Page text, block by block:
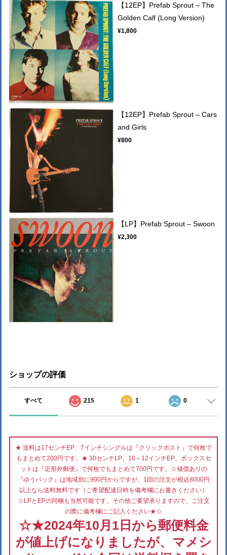
【12EP】Prefab Sprout – The
Golden Calf (Long Version)
¥1,800
【12EP】Prefab Sprout – Cars
and Girls
¥800
【LP】Prefab Sprout – Swoon
¥2,300
ショップの評価
すべて 215 1 0
★ 送料は17センチEP、7インチシングルは『クリックポスト』で何枚で
もまとめて200円です。★ 30センチLP、10～12インチEP、ボックスセ
ットは『定形外郵便』で何枚でもまとめて700円です。☆補償ありの
『ゆうパック』は地域別に900円からですが、1回の注文が税込8000円
以上なら送料無料です（ご希望配達日時を備考欄にお書きください）
☆LPとEPの同梱も当然可能です。その他ご要望承りますので、ご注文
の際に備考欄にご記入ください★☆
☆★2024年10月1日から郵便料金
が値上げになりましたが、マメシ